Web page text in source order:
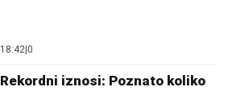
18:42 0
Rekordni iznosi: Poznato koliko